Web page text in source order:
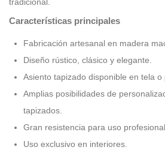
Características principales
Fabricación artesanal en madera
Diseño rústico, clásico y elegante.
Asiento tapizado disponible en tela o
Amplias posibilidades de
tapizados.
Gran resistencia para uso
Uso exclusivo en interiores.